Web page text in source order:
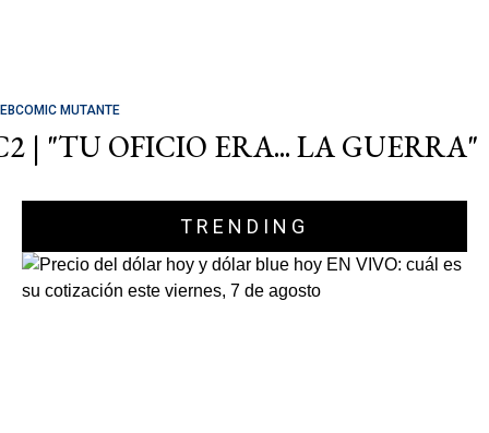
MUTANTE
| "TU OFICIO ERA... LA GUERRA"
TRENDING